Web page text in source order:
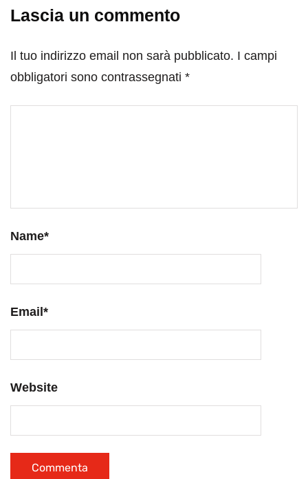
Lascia un commento
Il tuo indirizzo email non sarà pubblicato. I campi
obbligatori sono contrassegnati *
Name*
Email*
Website